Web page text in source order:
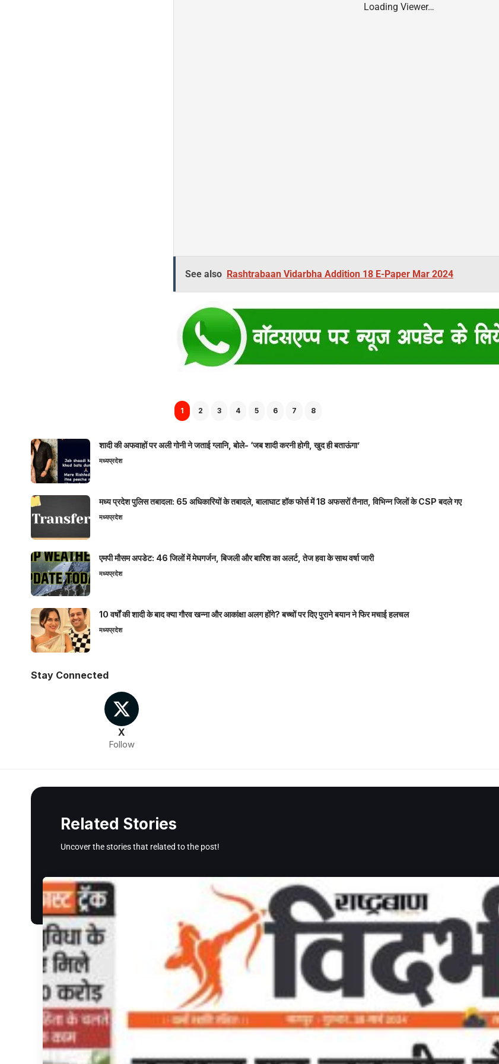
Loading Viewer…
See also Rashtrabaan Vidarbha Addition 18 E-Paper Mar 2024
1 2 3 4 5 6 7 8
शादी की अफवाहों पर अली गोनी ने जताई ग्लानि, बोले- ‘जब शादी करनी होगी, खुद ही बताऊंगा’
मध्यप्रदेश
मध्य प्रदेश पुलिस तबादला: 65 अधिकारियों के तबादले, बालाघाट हॉक फोर्स में 18 अफसरों तैनात, विभिन्न जिलों के CSP बदले गए
मध्यप्रदेश
एमपी मौसम अपडेट: 46 जिलों में मेघगर्जन, बिजली और बारिश का अलर्ट, तेज हवा के साथ वर्षा जारी
मध्यप्रदेश
10 वर्षों की शादी के बाद क्या गौरव खन्ना और आकांक्षा अलग होंगे? बच्चों पर दिए पुराने बयान ने फिर मचाई हलचल
मध्यप्रदेश
Stay Connected
X
Follow
Related Stories
Uncover the stories that related to the post!